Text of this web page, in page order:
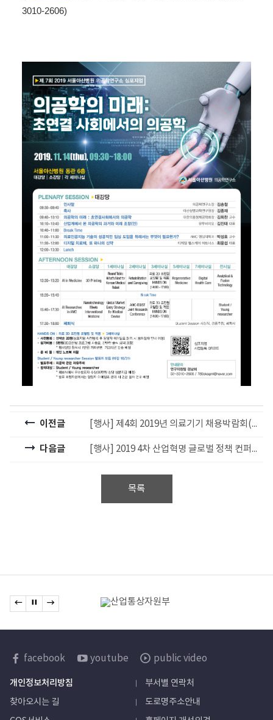
3010-2606)
이전글 [행사] 제4회 2019년 의료기기 채용박람회(11/5)
다음글 [행사] 2019 4차 산업혁명 글로벌 정책 컨퍼런스 행사 참석 안내 (10/25)
목록
관련기관
이전 배너로 이동
배너 정지다음 배너로 이동
한국보건산업진흥원
sns
바로가기
facebook youtube public video
개인정보처리방침
부서별 연락처
찾아오시는 길
도로명주소안내